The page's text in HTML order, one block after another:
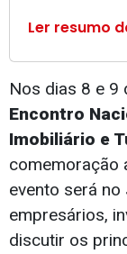
Ler resumo
Nos dias 8 e 9
Encontro
Imobiliário e
comemoração
evento será
empresários,
discutir os